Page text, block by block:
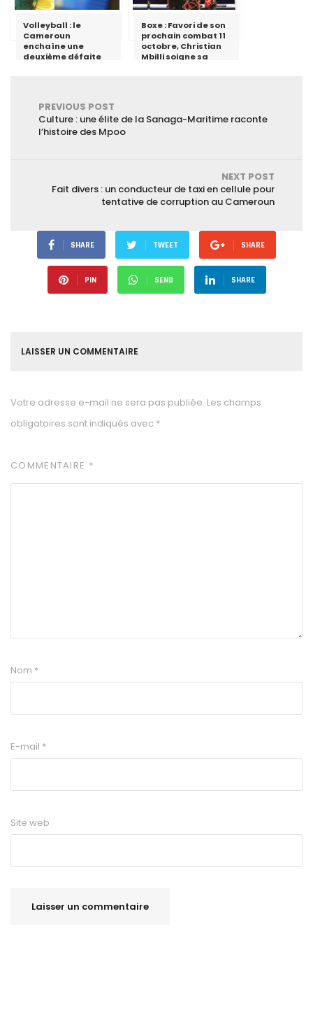
Volleyball : le
Cameroun
enchaîne une
deuxième défaite
Boxe : Favori de son
prochain combat 11
octobre, Christian
Mbilli soigne sa
PREVIOUS POST
Culture : une élite de la Sanaga-Maritime raconte
l’histoire des Mpoo
NEXT POST
Fait divers : un conducteur de taxi en cellule pour
tentative de corruption au Cameroun
SHARE TWEET SHARE
PIN SEND SHARE
LAISSER UN COMMENTAIRE
Votre adresse e-mail ne sera pas publiée. Les champs
obligatoires sont indiqués avec *
COMMENTAIRE *
Nom *
E-mail *
Site web